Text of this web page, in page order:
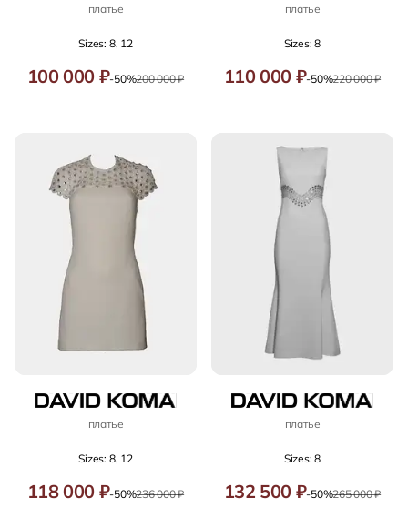
платье
Sizes: 8, 12
100 000 ₽-50%200 000 ₽
платье
Sizes: 8
110 000 ₽-50%220 000 ₽
платье
Sizes: 8, 12
118 000 ₽-50%236 000 ₽
платье
Sizes: 8
132 500 ₽-50%265 000 ₽